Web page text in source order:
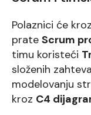
Polaznici će
prate Scrum
timu koristeći
složenih
modelovanju
kroz C4